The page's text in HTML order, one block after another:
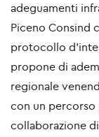
adeguamenti
Piceno Consind
protocollo
propone di
regionale
con un
collaborazione